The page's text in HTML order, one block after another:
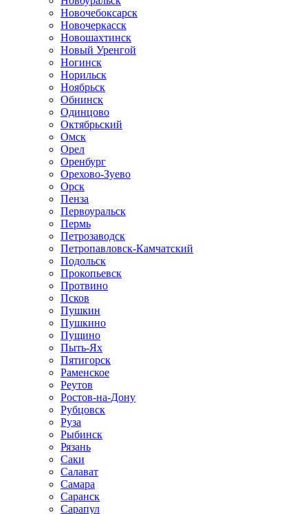
Новочебоксарск
Новочеркасск
Новошахтинск
Новый Уренгой
Ногинск
Норильск
Ноябрьск
Обнинск
Одинцово
Октябрьский
Омск
Орел
Оренбург
Орехово-Зуево
Орск
Пенза
Первоуральск
Пермь
Петрозаводск
Петропавловск-Камчатский
Подольск
Прокопьевск
Протвино
Псков
Пушкин
Пушкино
Пущино
Пыть-Ях
Пятигорск
Раменское
Реутов
Ростов-на-Дону
Рубцовск
Руза
Рыбинск
Рязань
Саки
Салават
Самара
Саранск
Сарапул